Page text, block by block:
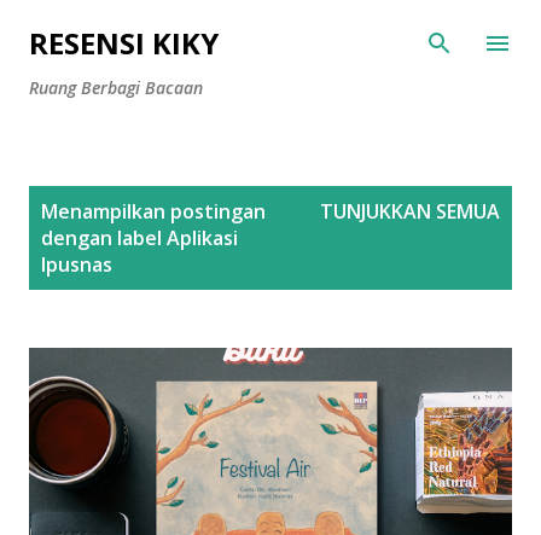
Langsung ke konten utama
RESENSI KIKY
Ruang Berbagi Bacaan
Menampilkan postingan
dengan label Aplikasi
Ipusnas
TUNJUKKAN SEMUA